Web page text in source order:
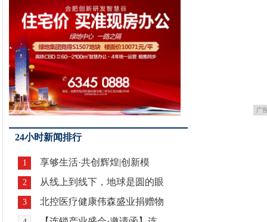
广
24小时新闻排行
1 享够生活·共创辉煌|创新模
2 从线上到线下，地球是圆的眼
3 北控医疗健康伟森盛业捐赠物